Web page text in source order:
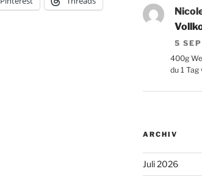
5
400g
du 1
ARCHIV
Juli 2026